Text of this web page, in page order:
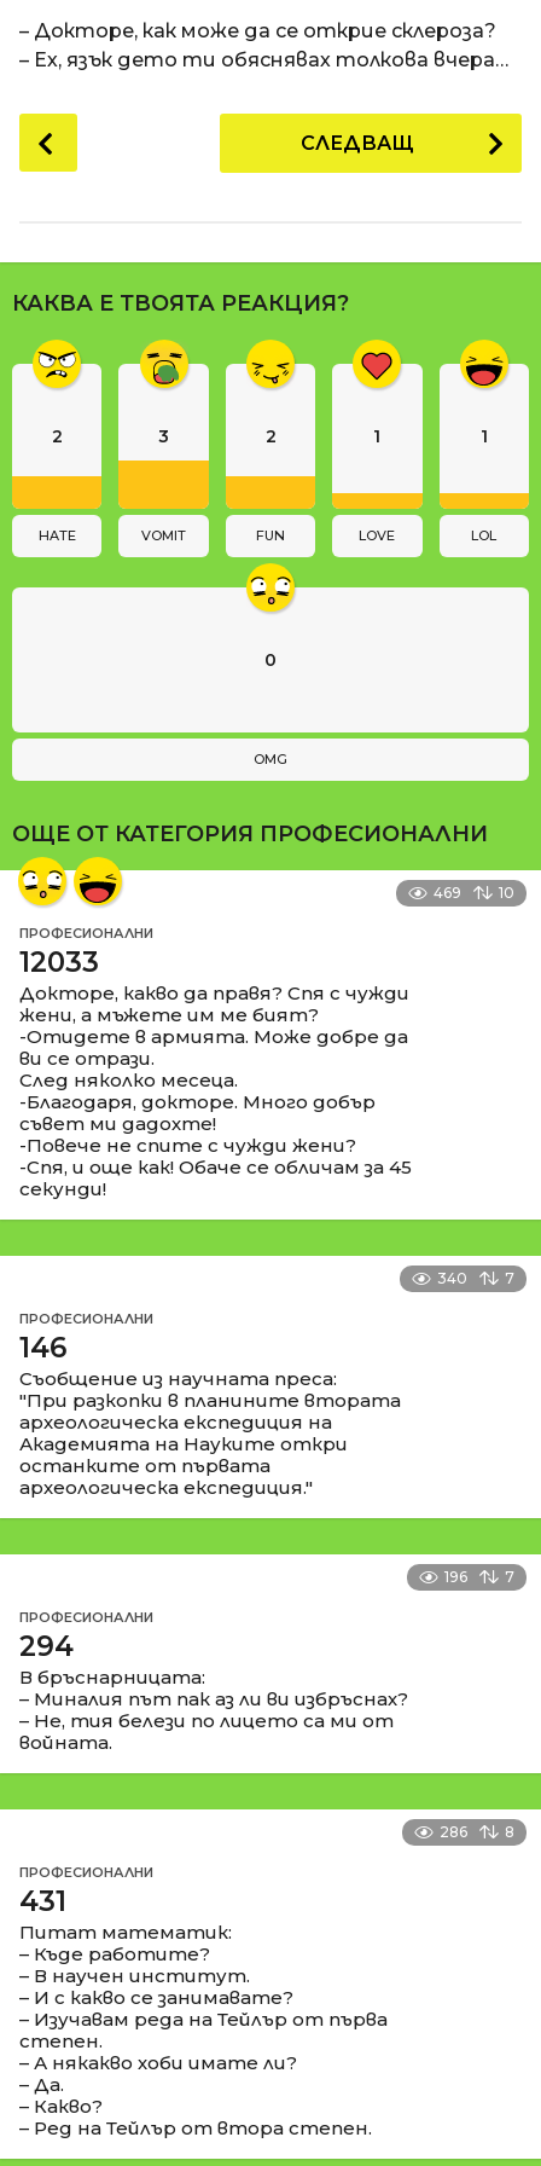
п
р
д
1
о
и
и
t
– Докторе, как може да се открие склероза?
– Ех, язък дето ти обяснявах толкова вчера…
o
P
a
g
n
i
o
СЛЕДВАЩ
КАКВА Е ТВОЯТА РЕАКЦИЯ?
2
HATE
3
VOMIT
2
FUN
1
LOVE
1
LOL
0
OMG
ОЩЕ ОТ КАТЕГОРИЯ ПРОФЕСИОНАЛНИ
469 10
ПРОФЕСИОНАЛНИ
12033
Докторе, какво да правя? Спя с чужди
жени, а мъжете им ме бият?
-Отидете в армията. Може добре да
ви се отрази.
След няколко месеца.
-Благодаря, докторе. Много добър
съвет ми дадохте!
-Повече не спите с чужди жени?
-Спя, и още как! Обаче се обличам за 45
секунди!
340 7
ПРОФЕСИОНАЛНИ
146
Съобщение из научната преса:
"При разкопки в планините втората
археологическа експедиция на
Академията на Науките откри
останките от първата
археологическа експедиция."
196 7
ПРОФЕСИОНАЛНИ
294
В бръснарницата:
– Миналия път пак аз ли ви избръснах?
– Не, тия белези по лицето са ми от
войната.
286 8
ПРОФЕСИОНАЛНИ
431
Питат математик:
– Къде работите?
– В научен институт.
– И с какво се занимавате?
– Изучавам реда на Тейлър от първа
степен.
– А някакво хоби имате ли?
– Да.
– Какво?
– Ред на Тейлър от втора степен.